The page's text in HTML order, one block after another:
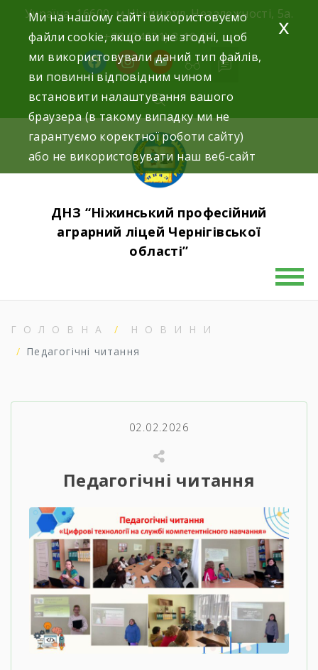
content
Україна, 16600, м.Ніжин вул. Незалежності, 5а.
+38 (04631) 3-10-02
facebookinstagram
youtube
ДНЗ “Ніжинський професійний
аграрний ліцей Чернігівської
області”
ГОЛОВНА
НОВИНИ
Педагогічні читання
02.02.2026
Педагогічні читання
Ми на нашому сайті використовуємо
файли cookie, якщо ви не згодні, щоб
ми використовували даний тип файлів,
ви повинні відповідним чином
встановити налаштування вашого
браузера (в такому випадку ми не
гарантуємо коректної роботи сайту)
або не використовувати наш веб-сайт
x